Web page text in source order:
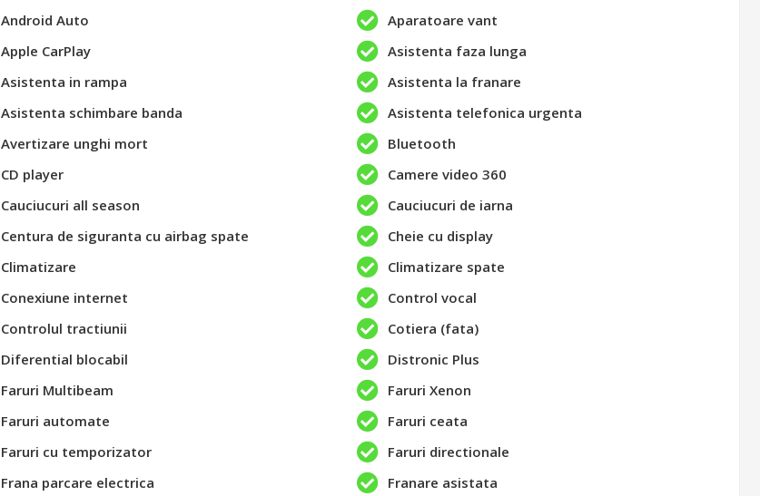
Android Auto
Aparatoare vant
Apple CarPlay
Asistenta faza lunga
Asistenta in rampa
Asistenta la franare
Asistenta schimbare banda
Asistenta telefonica urgenta
Avertizare unghi mort
Bluetooth
CD player
Camere video 360
Cauciucuri all season
Cauciucuri de iarna
Centura de siguranta cu airbag spate
Cheie cu display
Climatizare
Climatizare spate
Conexiune internet
Control vocal
Controlul tractiunii
Cotiera (fata)
Diferential blocabil
Distronic Plus
Faruri Multibeam
Faruri Xenon
Faruri automate
Faruri ceata
Faruri cu temporizator
Faruri directionale
Frana parcare electrica
Franare asistata